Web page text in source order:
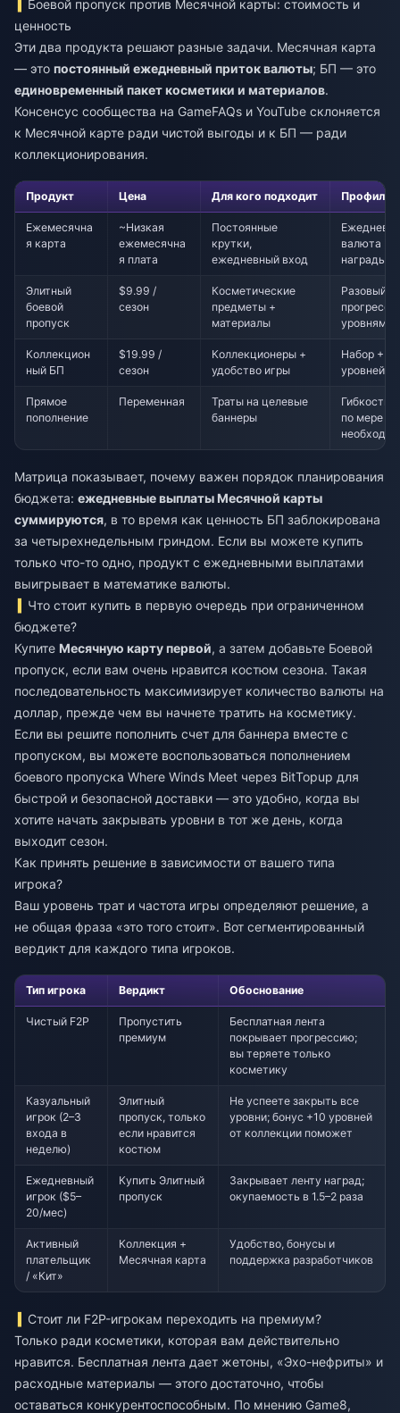
Боевой пропуск против Месячной карты: стоимость и
ценность
Эти два продукта решают разные задачи. Месячная карта
— это постоянный ежедневный приток валюты; БП — это
единовременный пакет косметики и материалов.
Консенсус сообщества на GameFAQs и YouTube склоняется
к Месячной карте ради чистой выгоды и к БП — ради
коллекционирования.
Продукт Цена Для кого подходит Профиль
Ежемесячна
я карта
~Низкая
ежемесячна
я плата
Постоянные
крутки,
ежедневный вход
валюта +
награды
Элитный
боевой
пропуск
$9.99 /
сезон
Косметические
предметы +
материалы
Разовый
уровням
Коллекцион
ный БП
$19.99 /
сезон
Коллекционеры +
удобство игры
Набор + 10
уровней +
Прямое
пополнение
Переменная
Траты на целевые
баннеры
Гибкость
по мере
Матрица показывает, почему важен порядок планирования
бюджета: ежедневные выплаты Месячной карты
суммируются, в то время как ценность БП заблокирована
за четырехнедельным гриндом. Если вы можете купить
только что-то одно, продукт с ежедневными выплатами
выигрывает в математике валюты.
Что стоит купить в первую очередь при ограниченном
бюджете?
Купите Месячную карту первой, а затем добавьте Боевой
пропуск, если вам очень нравится костюм сезона. Такая
последовательность максимизирует количество валюты на
доллар, прежде чем вы начнете тратить на косметику.
Если вы решите пополнить счет для баннера вместе с
пропуском, вы можете воспользоваться пополнением
боевого пропуска Where Winds Meet через BitTopup для
быстрой и безопасной доставки — это удобно, когда вы
хотите начать закрывать уровни в тот же день, когда
выходит сезон.
Как принять решение в зависимости от вашего типа
игрока?
Ваш уровень трат и частота игры определяют решение, а
не общая фраза «это того стоит». Вот сегментированный
вердикт для каждого типа игроков.
Тип игрока Вердикт Обоснование
Чистый F2P
Пропустить
премиум
Бесплатная лента
покрывает прогрессию;
вы теряете только
косметику
Казуальный
игрок (2–3
входа в
неделю)
Элитный
пропуск, только
если нравится
костюм
Не успеете закрыть все
уровни; бонус +10 уровней
от коллекции поможет
Ежедневный
игрок ($5–
20/мес)
Купить Элитный
пропуск
Закрывает ленту наград;
окупаемость в 1.5–2 раза
Активный
плательщик
/ «Кит»
Коллекция +
Месячная карта
Удобство, бонусы и
поддержка разработчиков
Стоит ли F2P-игрокам переходить на премиум?
Только ради косметики, которая вам действительно
нравится. Бесплатная лента дает жетоны, «Эхо-нефриты» и
расходные материалы — этого достаточно, чтобы
оставаться конкурентоспособным. По мнению Game8,